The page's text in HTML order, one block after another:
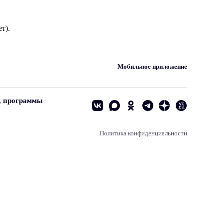
Мобильное приложение
программы
Политика конфиденциальности